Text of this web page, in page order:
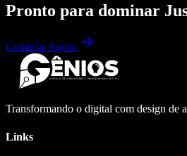
Pronto para dominar
Começar Agora
Transformando o digital com design de
Links